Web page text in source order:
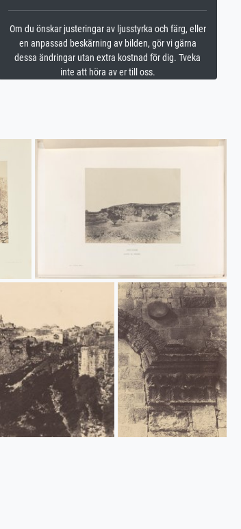
Om du önskar justeringar av ljusstyrka och färg, eller
en anpassad beskärning av bilden, gör vi gärna
dessa ändringar utan extra kostnad för dig. Tveka
inte att höra av er till oss.